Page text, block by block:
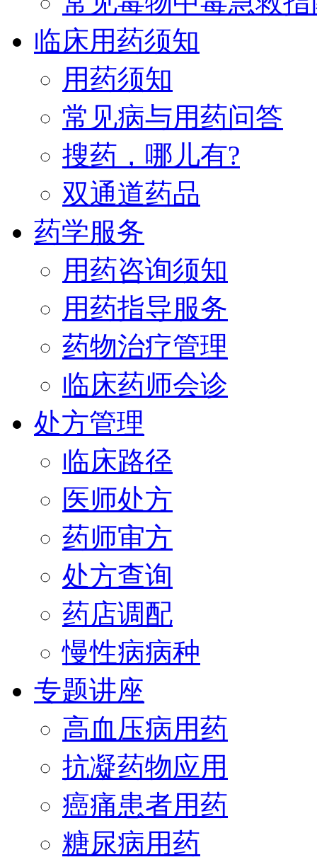
临床用药须知
用药须知
常见病与用药问答
搜药，哪儿有?
双通道药品
药学服务
用药咨询须知
用药指导服务
药物治疗管理
临床药师会诊
处方管理
临床路径
医师处方
药师审方
处方查询
药店调配
慢性病病种
专题讲座
高血压病用药
抗凝药物应用
癌痛患者用药
糖尿病用药